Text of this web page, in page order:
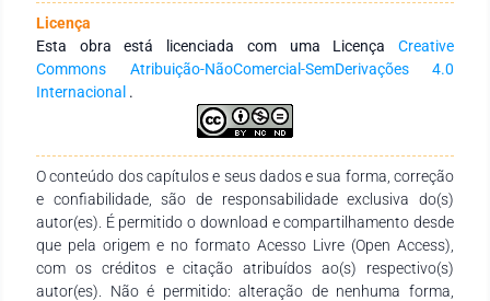
seus usuários da realidade objetiva, da polarização política e
do uso das emoções e de teorias conspiratórias como recurso
para maior engajamento neste movimento. Conclusão:
Conclui-se sobre a necessidade de mais estudos sobre a crise
institucional no campo político e social, e o desenvolvimento
de possíveis intervenções a nível social e educacional para a
vacinais
Licença
Esta obra está licenciada com uma Licença Creative
Commons Atribuição-NãoComercial-SemDerivações 4.0
Internacional .
O conteúdo dos capítulos e seus dados e sua forma, correção
e confiabilidade, são de responsabilidade exclusiva do(s)
autor(es). É permitido o download e compartilhamento desde
que pela origem e no formato Acesso Livre (Open Access),
com os créditos e citação atribuídos ao(s) respectivo(s)
autor(es). Não é permitido: alteração de nenhuma forma,